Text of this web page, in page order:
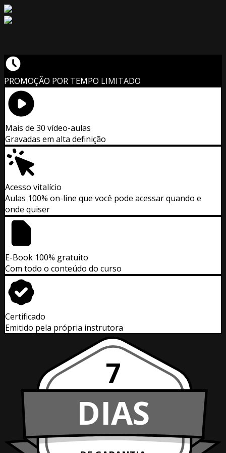
PROMOÇÃO POR TEMPO LIMITADO
Mais de 30 vídeo-aulas
Gravadas em alta definição
Acesso vitalício
Aulas 100% on-line que você pode acessar quando e
onde quiser
E-Book 100% gratuito
Com todo o conteúdo do curso
Certificado
Emitido pela própria instrutora
7
DIAS